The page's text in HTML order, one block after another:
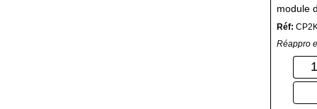
module
DDR5
Réf:
Réappro